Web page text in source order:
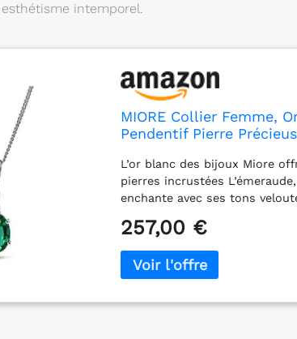
intemporel.
MIORE Collier Femme,
Pendentif Pierre
avec Boite a Bijoux
L’or blanc des bijoux Miore
pierres incrustées
enchante avec ses tons
Miore sont présentés dans un
son certificat d’authenticité
257,00 €